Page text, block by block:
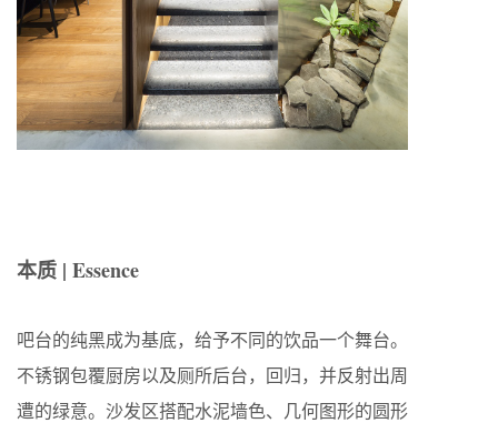
本质 | Essence
吧台的纯黑成为基底，给予不同的饮品一个舞台。
不锈钢包覆厨房以及厕所后台，回归，并反射出周
遭的绿意。沙发区搭配水泥墙色、几何图形的圆形